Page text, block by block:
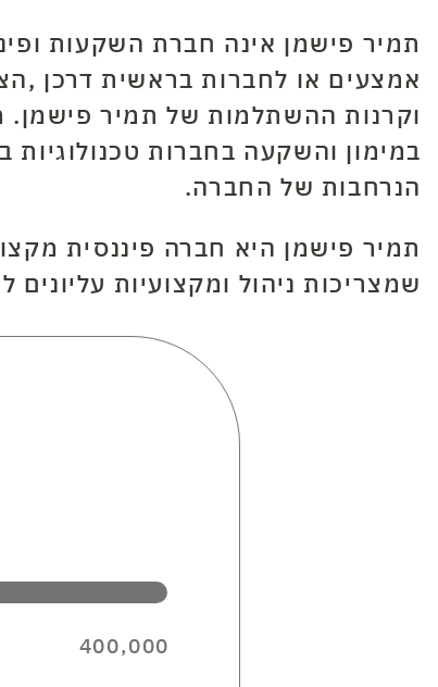
תמיר פישמן אינה חברת השקעות
אמצעים או לחברות בראשית דרכן ,
וקרנות ההשתלמות של תמיר פישמן.
במימון והשקעה בחברות טכנולוגיות
הנרחבות של החברה.
תמיר פישמן היא חברה פיננסית
שמצריכות ניהול ומקצועיות
400,000